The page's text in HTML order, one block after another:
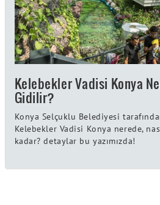
Kelebekler Vadisi Konya
Gidilir?
Konya Selçuklu Belediyesi
Kelebekler Vadisi Konya nerede,
kadar? detaylar bu yazımızda!